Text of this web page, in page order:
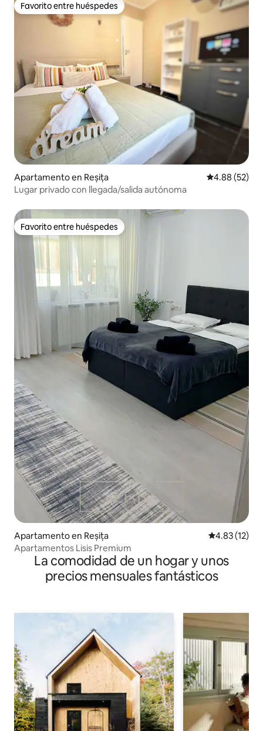
Favorito entre huéspedes
Favorito entre huéspedes
Apartamento en Reșița Calificación
4.88 (52)
Lugar privado con llegada/salida autónoma
Favorito entre huéspedes
Favorito entre huéspedes
Apartamento en Reșița Calificación
4.83 (12)
Apartamentos Lisis Premium
La comodidad de un hogar y unos
precios mensuales fantásticos